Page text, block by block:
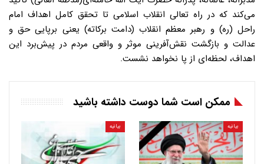
می‌کند که در راه تعالی انقلاب اسلامی تا تحقق کامل اهداف امام
راحل (ره) و رهبر معظم انقلاب (دامت برکاته) یعنی برپایی حق و
عدالت و بازگشت نقش‌آفرینی موثر و واقعی مردم در پیش‌برد این
اهداف، لحظه‌ای از پا نخواهد نشست.
ممکن است شما دوست داشته باشید
بیانیه بیانیه